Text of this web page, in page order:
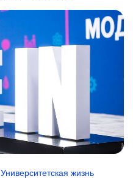
Университетская жизнь